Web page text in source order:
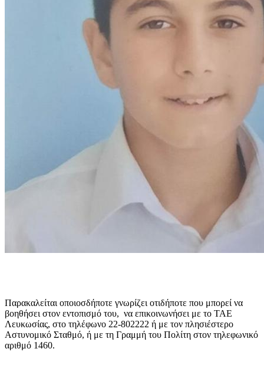
Παρακαλείται οποιοσδήποτε γνωρίζει οτιδήποτε που μπορεί να
βοηθήσει στον εντοπισμό του, να επικοινωνήσει με το ΤΑΕ
Λευκωσίας, στο τηλέφωνο 22-802222 ή με τον πλησιέστερο
Αστυνομικό Σταθμό, ή με τη Γραμμή του Πολίτη στον τηλεφωνικό
αριθμό 1460.